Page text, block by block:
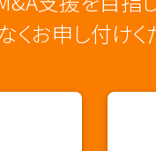
くお申し付けく